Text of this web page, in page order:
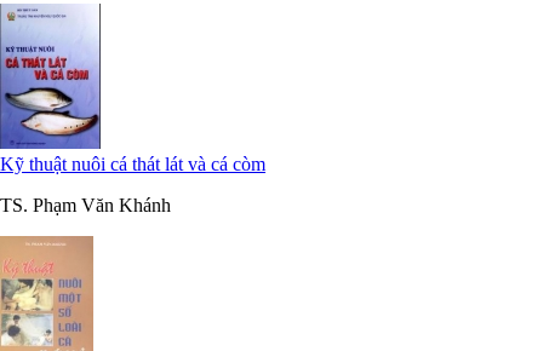
Kỹ thuật nuôi cá thát lát và cá còm
TS. Phạm Văn Khánh